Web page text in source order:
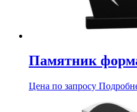
Памятник
Цена по запросу